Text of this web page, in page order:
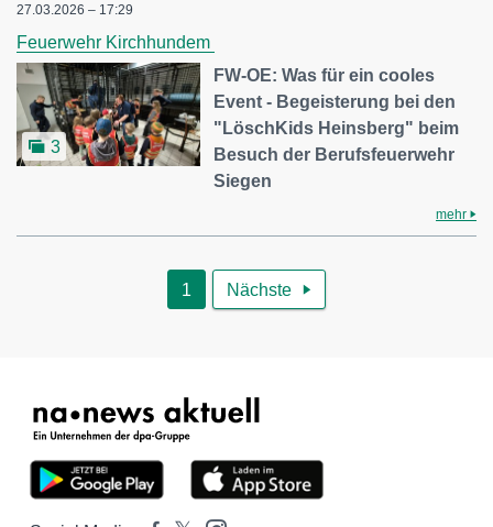
27.03.2026 – 17:29
Feuerwehr Kirchhundem
3
FW-OE: Was für ein cooles
Event - Begeisterung bei den
"LöschKids Heinsberg" beim
Besuch der Berufsfeuerwehr
Siegen
mehr
1 Nächste 